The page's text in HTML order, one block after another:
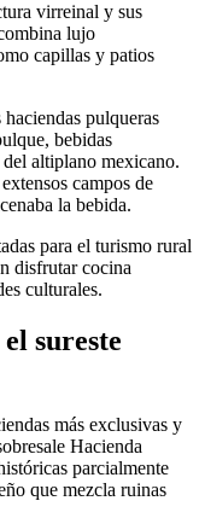
virreinal y sus
lujo
capillas y patios
pulqueras
bebidas
altiplano mexicano.
campos de
la bebida.
para el turismo rural
disfrutar cocina
culturales.
sureste
más exclusivas y
Hacienda
parcialmente
que mezcla ruinas